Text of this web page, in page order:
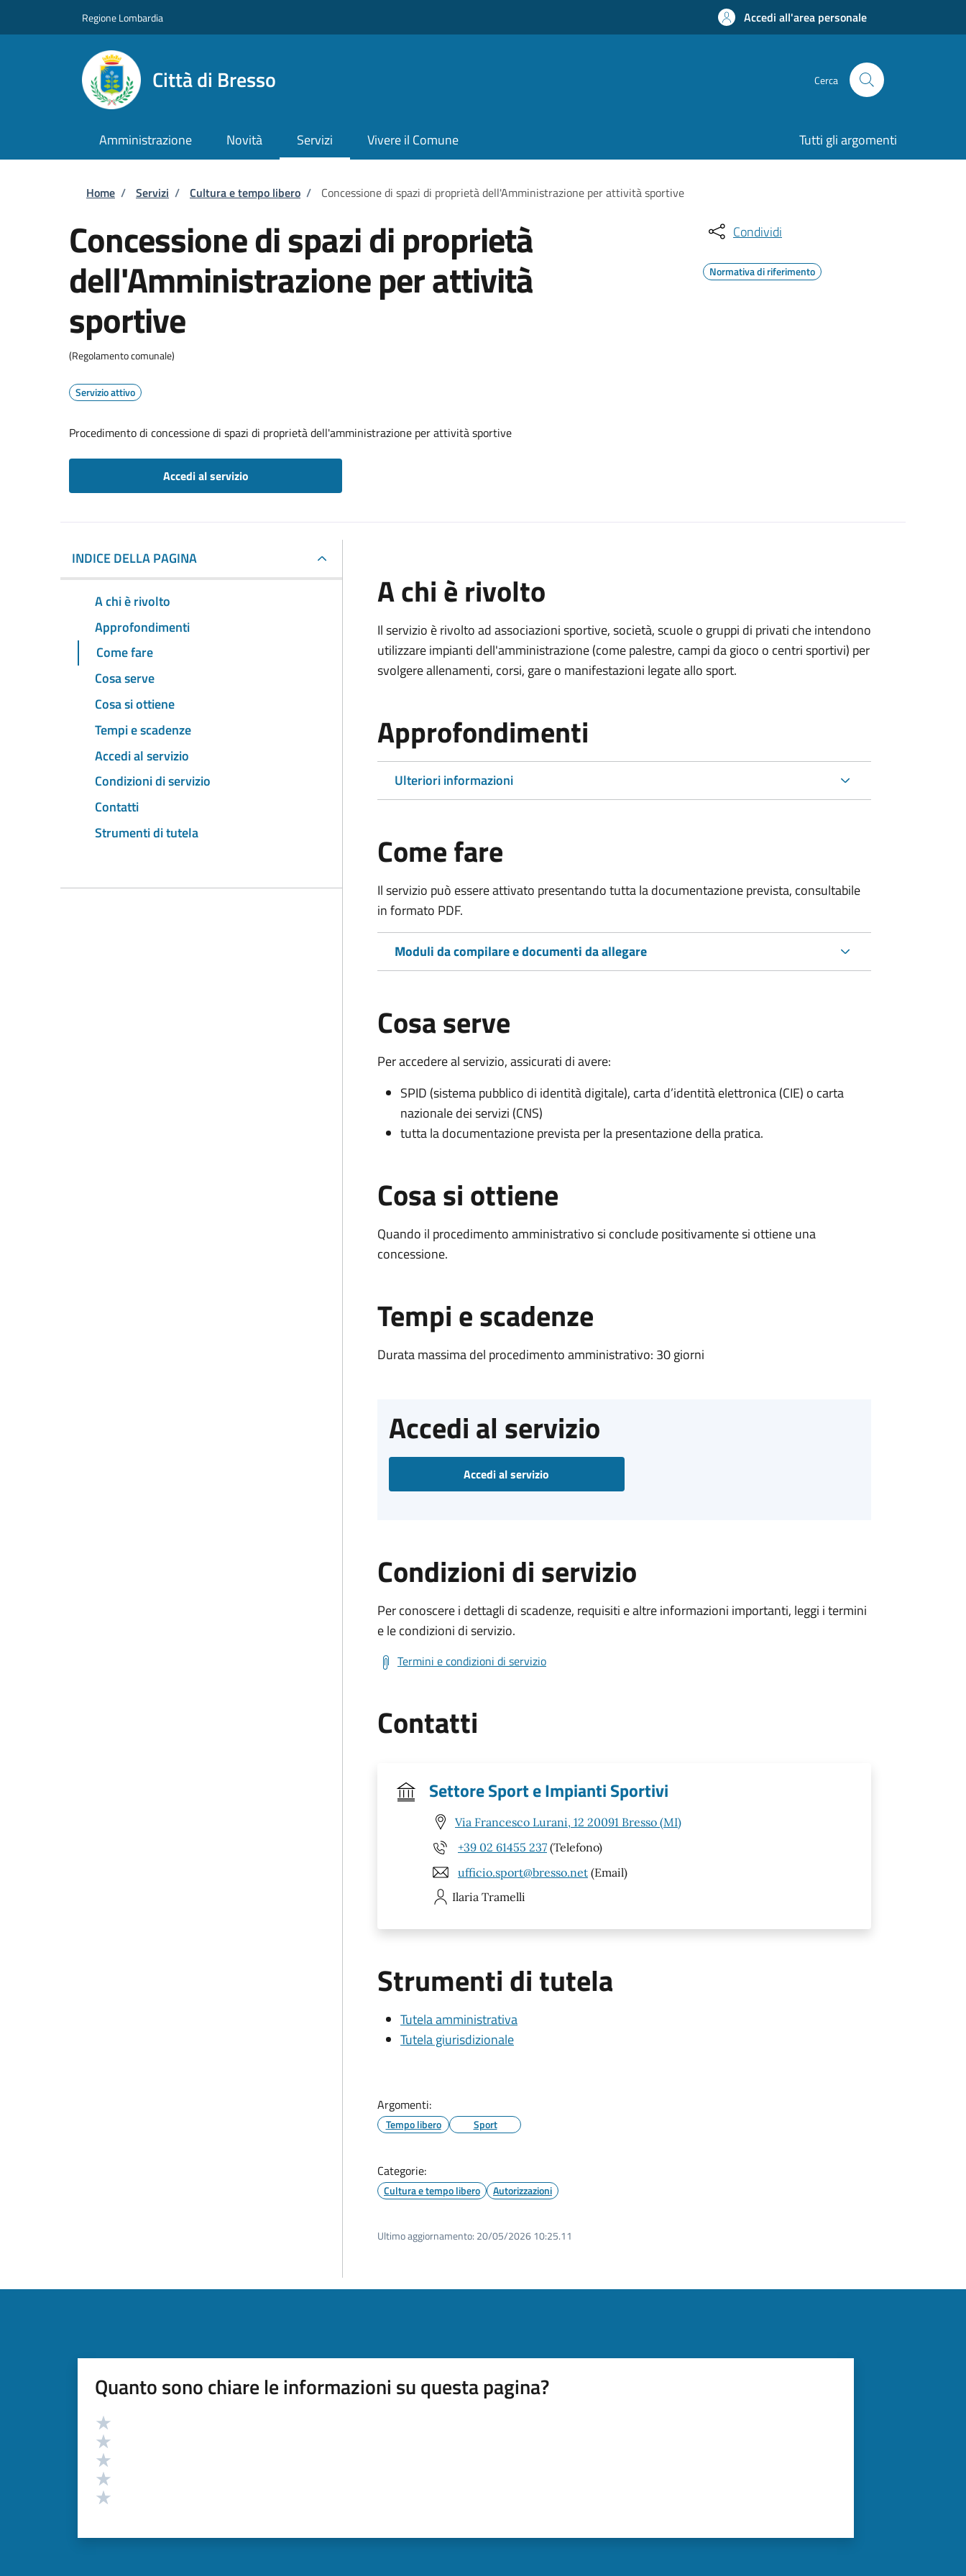
Regione Lombardia Accedi all'area personale
Città di Bresso Cerca
Amministrazione Novità Servizi Vivere il Comune Tutti gli argomenti
Briciole di pane
Home / Servizi / Cultura e tempo libero / Concessione di spazi di proprietà dell'Amministrazione per attività sportive
Concessione di spazi di proprietà
dell'Amministrazione per attività
sportive
(Regolamento comunale)
Servizio attivo
Procedimento di concessione di spazi di proprietà dell'amministrazione per attività sportive
Accedi al servizio
Condividi
Normativa di riferimento
INDICE DELLA PAGINA
A chi è rivolto
Approfondimenti
Come fare
Cosa serve
Cosa si ottiene
Tempi e scadenze
Accedi al servizio
Condizioni di servizio
Contatti
Strumenti di tutela
A chi è rivolto
Il servizio è rivolto ad associazioni sportive, società, scuole o gruppi di privati che intendono
utilizzare impianti dell'amministrazione (come palestre, campi da gioco o centri sportivi) per
svolgere allenamenti, corsi, gare o manifestazioni legate allo sport.
Approfondimenti
Ulteriori informazioni
Come fare
Il servizio può essere attivato presentando tutta la documentazione prevista, consultabile
in formato PDF.
Moduli da compilare e documenti da allegare
Cosa serve
Per accedere al servizio, assicurati di avere:
SPID (sistema pubblico di identità digitale), carta d’identità elettronica (CIE) o carta
nazionale dei servizi (CNS)
tutta la documentazione prevista per la presentazione della pratica.
Cosa si ottiene
Quando il procedimento amministrativo si conclude positivamente si ottiene una
concessione.
Tempi e scadenze
Durata massima del procedimento amministrativo: 30 giorni
Accedi al servizio
Accedi al servizio
Condizioni di servizio
Per conoscere i dettagli di scadenze, requisiti e altre informazioni importanti, leggi i termini
e le condizioni di servizio.
Termini e condizioni di servizio
Contatti
Settore Sport e Impianti Sportivi
Via Francesco Lurani, 12 20091 Bresso (MI)
+39 02 61455 237 (Telefono)
ufficio.sport@bresso.net (Email)
Ilaria Tramelli
Strumenti di tutela
Tutela amministrativa
Tutela giurisdizionale
Argomenti:
Tempo libero Sport
Categorie:
Cultura e tempo libero Autorizzazioni
Ultimo aggiornamento: 20/05/2026 10:25.11
Quanto sono chiare le informazioni su questa pagina?
Valutazione